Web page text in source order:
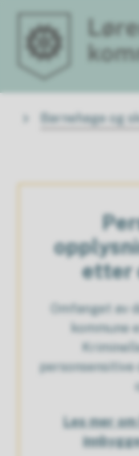
Lørenskog
Du er her:
Barnehage og
etter
Omfanget av
kommune
personsensitive
Les mer